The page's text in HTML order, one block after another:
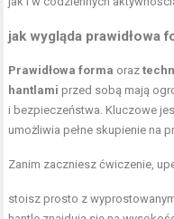
jak wygląda prawidłowa
Prawidłowa forma oraz
hantlami przed sobą mają
i bezpieczeństwa. Kluczowe
umożliwia pełne skupienie na
Zanim zaczniesz ćwiczenie,
stoisz prosto z